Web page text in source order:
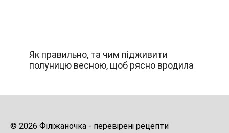
Як правильно, та чим підживити
полуницю весною, щоб рясно вродила
© 2026 Філіжаночка - перевірені рецепти